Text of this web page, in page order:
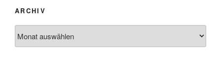
ARCHIV